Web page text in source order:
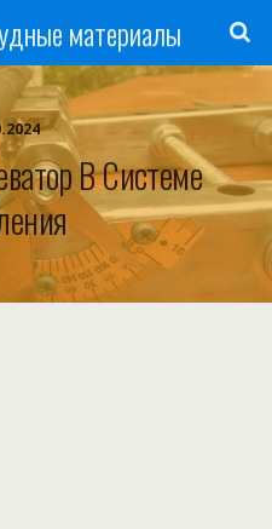
материалы
В Системе